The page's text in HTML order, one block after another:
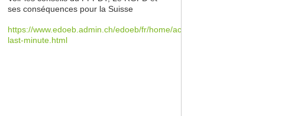
ses conséquences pour la Suisse
https://www.edoeb.admin.ch/edoeb/fr/home/actualites/rgpd-
last-minute.html